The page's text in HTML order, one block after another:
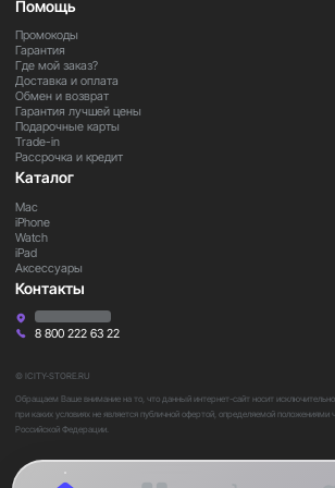
© ICITY-STORE.RU
Обращаем Ваше внимание на то, что данный интернет-сайт носит
при каких условиях не является публичной офертой, определяемой
Российской Федерации.
Помощь
Промокоды
Гарантия
Где мой заказ?
Доставка и оплата
Обмен и возврат
Гарантия лучшей цены
Подарочные карты
Trade-in
Рассрочка и кредит
Каталог
Mac
iPhone
Watch
iPad
Аксессуары
Контакты
8 800 222 63 22